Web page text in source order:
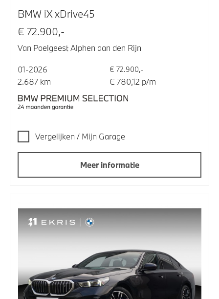
BMW iX xDrive45
€ 72.900,-
Van Poelgeest Alphen aan den Rijn
01-2026 € 72.900,-
2.687 km € 780,12 p/m
Vergelijken / Mijn Garage
Meer informatie